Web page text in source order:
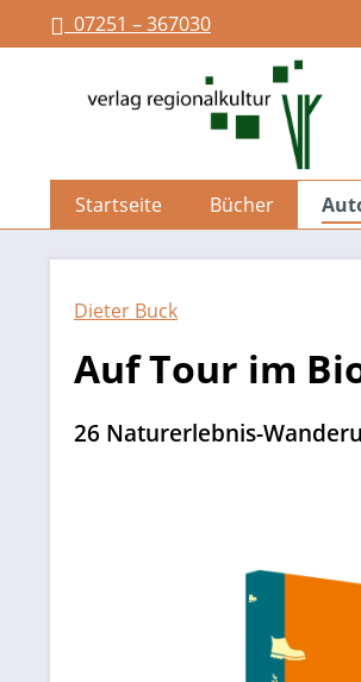
Zur Hauptnavigation
07251 – 367030
Startseite Bücher
Dieter Buck
Auf Tour im
26 Naturerlebnis-